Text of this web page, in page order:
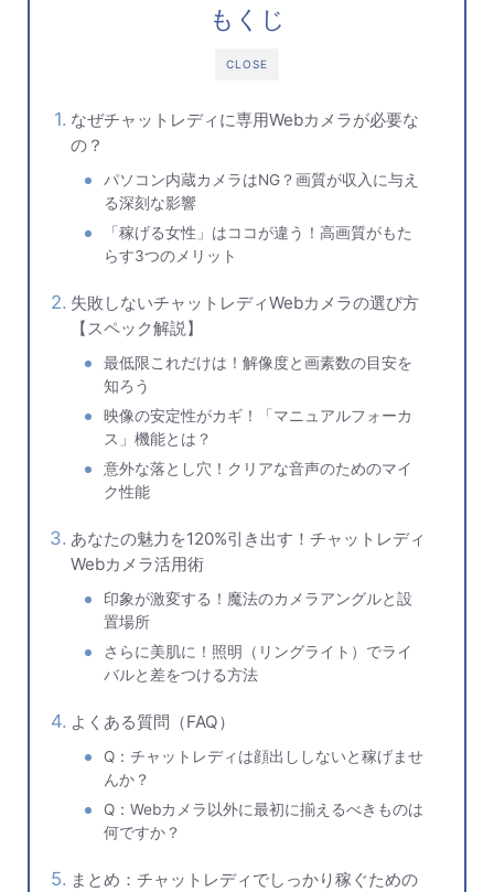
CLOSE
もくじ
なぜチャットレディに専用Webカメラが必要な
の？
パソコン内蔵カメラはNG？画質が収入に与え
る深刻な影響
「稼げる女性」はココが違う！高画質がもた
らす3つのメリット
失敗しないチャットレディWebカメラの選び方
【スペック解説】
最低限これだけは！解像度と画素数の目安を
知ろう
映像の安定性がカギ！「マニュアルフォーカ
ス」機能とは？
意外な落とし穴！クリアな音声のためのマイ
ク性能
あなたの魅力を120%引き出す！チャットレディ
Webカメラ活用術
印象が激変する！魔法のカメラアングルと設
置場所
さらに美肌に！照明（リングライト）でライ
バルと差をつける方法
よくある質問（FAQ）
Q：チャットレディは顔出ししないと稼げませ
んか？
Q：Webカメラ以外に最初に揃えるべきものは
何ですか？
まとめ：チャットレディでしっかり稼ぐための